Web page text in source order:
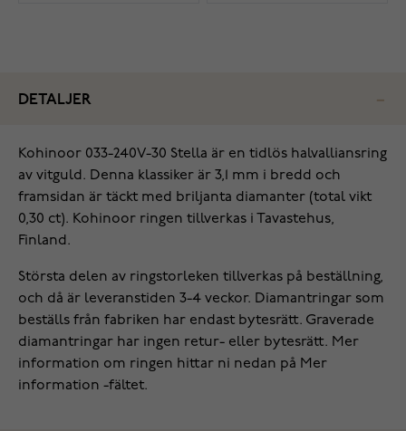
DETALJER
Kohinoor 033-240V-30 Stella är en tidlös halvalliansring
av vitguld. Denna klassiker är 3,1 mm i bredd och
framsidan är täckt med briljanta diamanter (total vikt
0,30 ct). Kohinoor ringen tillverkas i Tavastehus,
Finland.
Största delen av ringstorleken tillverkas på beställning,
och då är leveranstiden 3-4 veckor. Diamantringar som
beställs från fabriken har endast bytesrätt. Graverade
diamantringar har ingen retur- eller bytesrätt. Mer
information om ringen hittar ni nedan på Mer
information -fältet.